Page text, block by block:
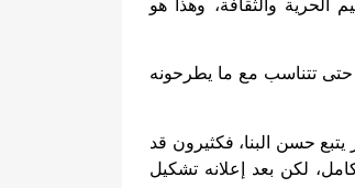
والثقافة، وهذا هو
حتى تتناسب مع ما يطرحونه
حسن البنا، فكثيرون قد
لكن بعد إعلانه تشكيل